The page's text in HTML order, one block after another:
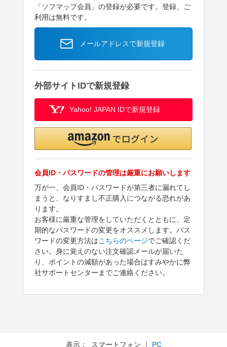
「ソフマップ会員」の登録が必要です。登録、ご
利用は無料です。
メールアドレスで新規登録
外部サイトIDで新規登録
Yahoo! JAPAN IDで新規登録
会員ID・パスワードの管理は厳重にお願いします
万が一、会員ID・パスワードが第三者に漏れてし
まうと、なりすまし不正購入につながる恐れがあ
ります。
お客様に厳重な管理をしていただくとともに、定
期的なパスワードの変更をオススメします。パス
ワードの変更方法はこちらのページでご確認くだ
さい。身に覚えのない注文確認メールが届いた
り、ポイントの減額があった場合はすみやかに弊
社サポートセンターまでご連絡ください。
表示： スマートフォン ｜ PC